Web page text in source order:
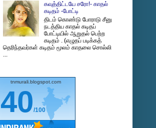
கவுத்திட்டயே சரோ!- காதல்
கடிதம் -போட்டி
திடம் கொண்டு போராடு சீனு
நடத்திய காதல் கடிதப்
போட்டியில் ஆறுதல் பெற்ற
கடிதம் . (எழுதப் படிக்கத்
தெரிந்தவர்கள் கடிதம் மூலம் காதலை சொல்லி
tnmurali.blogspot.com
40/100